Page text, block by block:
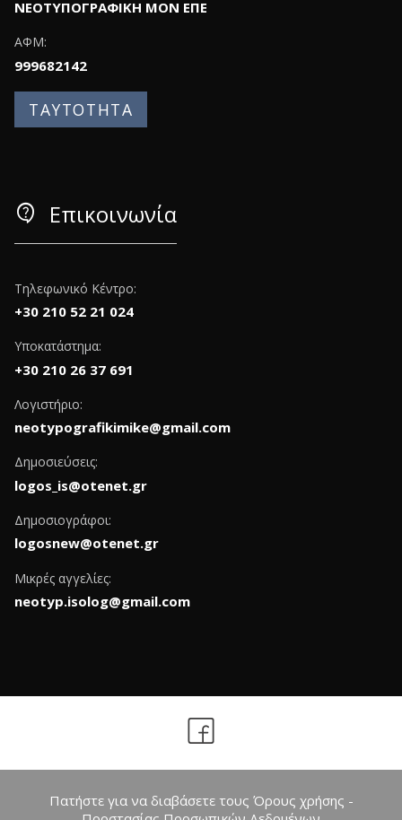
ΝΕΟΤΥΠΟΓΡΑΦΙΚΗ ΜΟΝ ΕΠΕ
ΑΦΜ:
999682142
ΤΑΥΤΟΤΗΤΑ
contact_support Επικοινωνία
Τηλεφωνικό Κέντρο:
+30 210 52 21 024
Υποκατάστημα:
+30 210 26 37 691
Λογιστήριο:
neotypografikimike@gmail.com
Δημοσιεύσεις:
logos_is@otenet.gr
Δημοσιογράφοι:
logosnew@otenet.gr
Μικρές αγγελίες:
neotyp.isolog@gmail.com
Πατήστε για να διαβάσετε τους Όρους χρήσης -